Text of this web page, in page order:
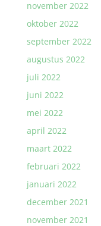
november 2022
oktober 2022
september 2022
augustus 2022
juli 2022
juni 2022
mei 2022
april 2022
maart 2022
februari 2022
januari 2022
december 2021
november 2021